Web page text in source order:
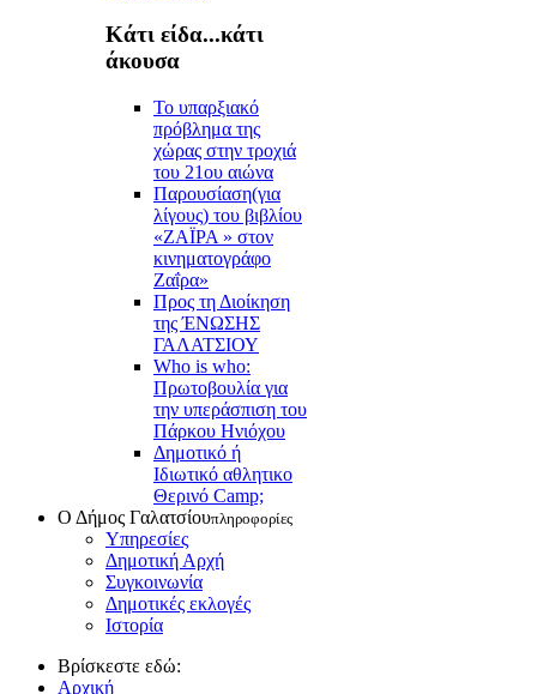
Κάτι είδα...κάτι
άκουσα
Το υπαρξιακό
πρόβλημα της
χώρας στην τροχιά
του 21ου αιώνα
Παρουσίαση(για
λίγους) του βιβλίου
«ΖΑΪΡΑ » στον
κινηματογράφο
Ζαΐρα»
Προς τη Διοίκηση
της ΈΝΩΣΗΣ
ΓΑΛΑΤΣΙΟΥ
Who is who:
Πρωτοβουλία για
την υπεράσπιση του
Πάρκου Ηνιόχου
Δημοτικό ή
Ιδιωτικό αθλητικο
Θερινό Camp;
Ο Δήμος Γαλατσίουπληροφορίες
Υπηρεσίες
Δημοτική Αρχή
Συγκοινωνία
Δημοτικές εκλογές
Ιστορία
Βρίσκεστε εδώ:
Αρχική